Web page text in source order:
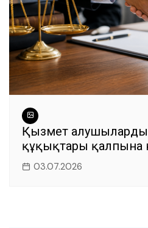
Қызмет
құқықтары қалпына
03.07.2026